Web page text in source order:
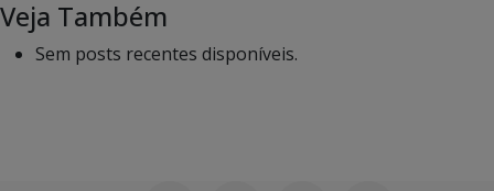
Veja Também
Sem posts recentes disponíveis.